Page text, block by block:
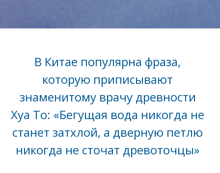
В Китае популярна фраза,
которую приписывают
знаменитому врачу древности
Хуа То: «Бегущая вода никогда не
станет затхлой, а дверную петлю
никогда не сточат древоточцы»